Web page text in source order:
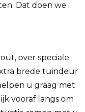
Dat doen we
over speciale
brede tuindeur
u graag met
vooraf langs om